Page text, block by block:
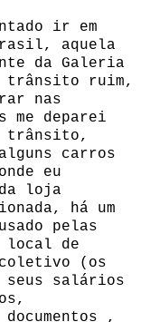
ir em
aquela
da Galeria
trânsito ruim,
nas
me deparei
trânsito,
carros
eu
loja
há um
pelas
local de
(os
seus salários
,